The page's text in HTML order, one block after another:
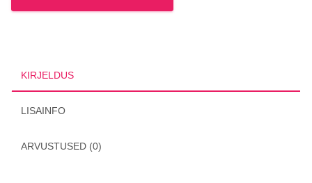
KIRJELDUS
LISAINFO
ARVUSTUSED (0)